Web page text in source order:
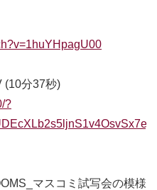
(10分37秒)
?
マスコミ試写会の模様